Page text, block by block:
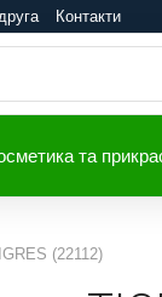
Контакти
та
(22112)